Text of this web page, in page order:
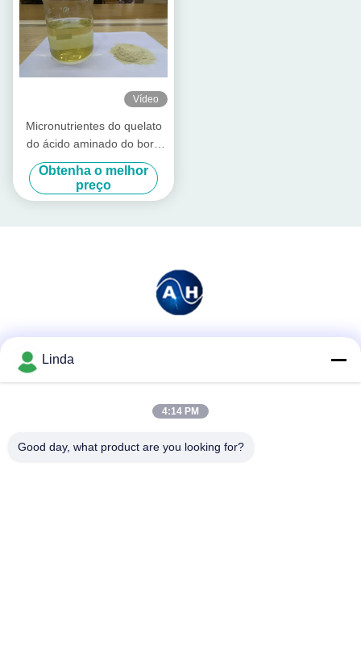
Vídeo
Micronutrientes do quelato
do ácido aminado do boro
do molibdênio em campos
da agricultura
Obtenha o melhor
preço
Linda
4:14 PM
Good day, what product are you looking for?